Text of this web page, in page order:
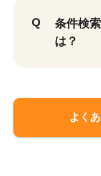
条件検
は？
よく